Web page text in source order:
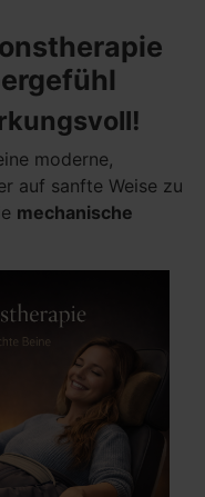
moderne,
auf sanfte Weise zu
mechanische